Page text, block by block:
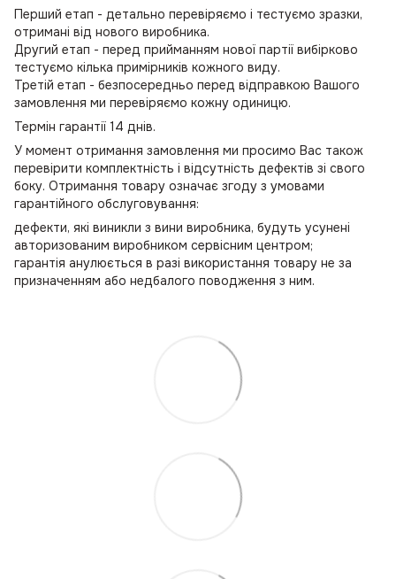
Перший етап - детально перевіряємо і тестуємо зразки,
отримані від нового виробника.
Другий етап - перед прийманням нової партії вибірково
тестуємо кілька примірників кожного виду.
Третій етап - безпосередньо перед відправкою Вашого
замовлення ми перевіряємо кожну одиницю.
Термін гарантії 14 днів.
У момент отримання замовлення ми просимо Вас також
перевірити комплектність і відсутність дефектів зі свого
боку. Отримання товару означає згоду з умовами
гарантійного обслуговування:
дефекти, які виникли з вини виробника, будуть усунені
авторизованим виробником сервісним центром;
гарантія анулюється в разі використання товару не за
призначенням або недбалого поводження з ним.